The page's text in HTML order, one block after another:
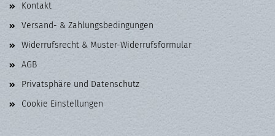
Kontakt
Versand- & Zahlungsbedingungen
Widerrufsrecht & Muster-Widerrufsformular
AGB
Privatsphäre und Datenschutz
Cookie Einstellungen